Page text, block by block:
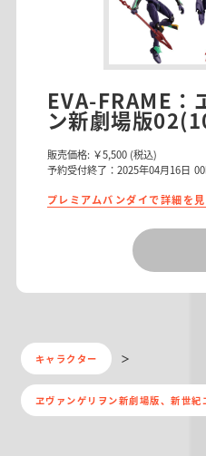
EVA-FRAME：
ン新劇場版
販売価格: ￥5,500 (税込)
予約受付終了：2025年04月16日
プレミアムバンダイで詳細を
キャラクター
ヱヴァンゲリヲン新劇場版、新世紀